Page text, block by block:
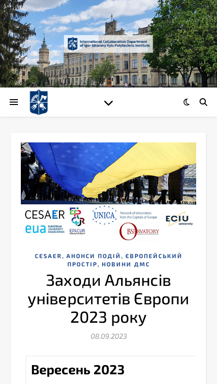
CESAER , АНОНСИ ПОДІЙ , ЄВРОПЕЙСЬКИЙ
ПРОСТІР , НОВИНИ ДМС
Заходи Альянсів
університетів Європи
2023 року
08.09.2023
Вересень 2023